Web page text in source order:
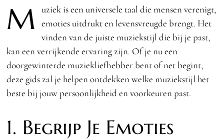
M
uziek is een universele taal die mensen verenigt,
emoties uitdrukt en levensvreugde brengt. Het
vinden van de juiste muziekstijl die bij je past,
kan een verrijkende ervaring zijn. Of je nu een
doorgewinterde muziekliefhebber bent of net begint,
deze gids zal je helpen ontdekken welke muziekstijl het
beste bij jouw persoonlijkheid en voorkeuren past.
1. Begrijp Je Emoties